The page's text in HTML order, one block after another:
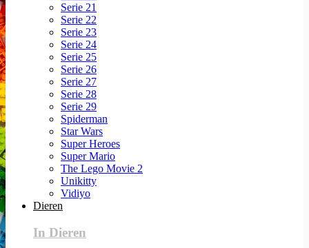
Serie 21
Serie 22
Serie 23
Serie 24
Serie 25
Serie 26
Serie 27
Serie 28
Serie 29
Spiderman
Star Wars
Super Heroes
Super Mario
The Lego Movie 2
Unikitty
Vidiyo
Dieren
In Dieren